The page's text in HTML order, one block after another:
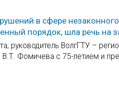
в сфере
порядок, шла речь на
руководитель ВолгГТУ –
Фомичева с 75-летием и